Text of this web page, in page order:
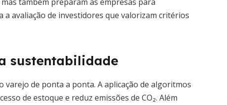
avaliação de investidores que valorizam critérios
sustentabilidade
de ponta a ponta. A aplicação de algoritmos
de estoque e reduz emissões de CO₂. Além